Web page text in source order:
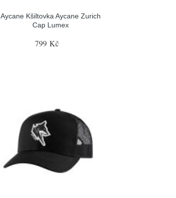
Aycane Kšiltovka Aycane Zurich
Cap Lumex
799 Kč